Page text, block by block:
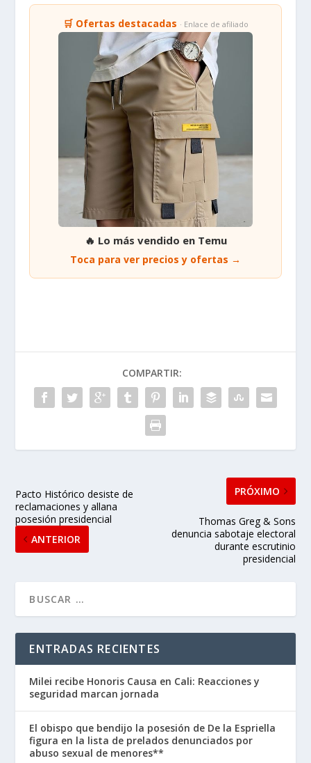
🛒 Ofertas destacadas · Enlace de afiliado
🔥 Lo más vendido en Temu
Toca para ver precios y ofertas →
COMPARTIR:
Pacto Histórico desiste de
reclamaciones y allana
posesión presidencial
ANTERIOR
PRÓXIMO
Thomas Greg & Sons
denuncia sabotaje electoral
durante escrutinio
presidencial
ENTRADAS RECIENTES
Milei recibe Honoris Causa en Cali: Reacciones y
seguridad marcan jornada
El obispo que bendijo la posesión de De la Espriella
figura en la lista de prelados denunciados por
abuso sexual de menores**